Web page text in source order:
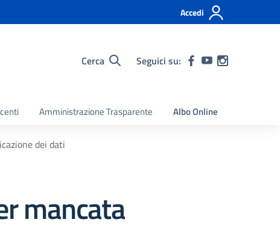
Accedi
Cerca Seguici su:
Amministrazione Trasparente Albo Online
dei dati
mancata